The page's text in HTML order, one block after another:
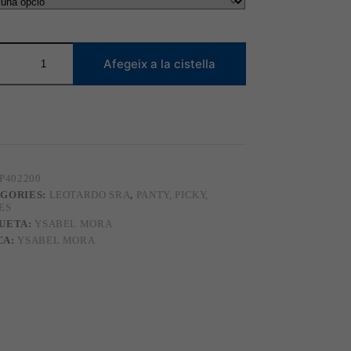
Afegeix a la cistella
P402200
LEOTARDO SRA, PANTY, PICKY,
YSABEL MORA
YSABEL MORA